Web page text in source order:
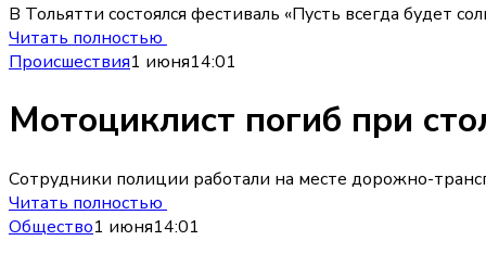
В Тольятти состоялся фестиваль «Пусть всегда будет
Читать полностью
Происшествия1 июня14:01
Мотоциклист погиб при
Сотрудники полиции работали на месте дорожно-
Читать полностью
Общество1 июня14:01